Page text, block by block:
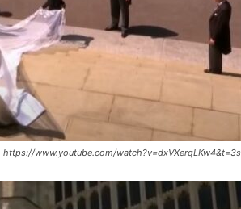
https://www.youtube.com/watch?v=dxVXerqLKw4&t=3s